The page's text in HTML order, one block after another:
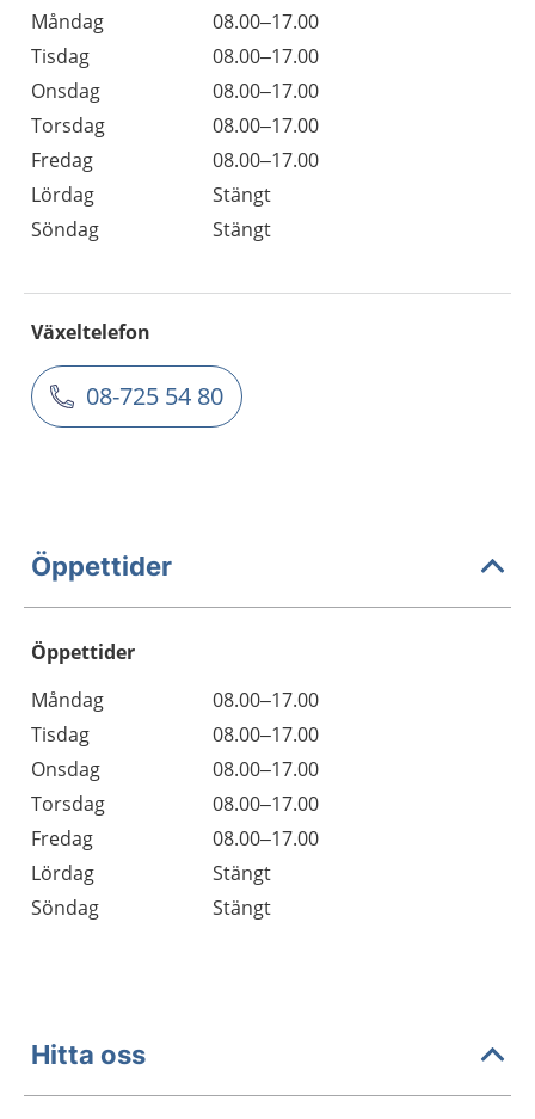
Måndag
08.00–17.00
Tisdag
08.00–17.00
Onsdag
08.00–17.00
Torsdag
08.00–17.00
Fredag
08.00–17.00
Lördag
Stängt
Söndag
Stängt
Växeltelefon
08-725 54 80
Öppettider
Öppettider
Dag
Öppettider
Kommentarer
Måndag
08.00–17.00
Tisdag
08.00–17.00
Onsdag
08.00–17.00
Torsdag
08.00–17.00
Fredag
08.00–17.00
Lördag
Stängt
Söndag
Stängt
Hitta oss